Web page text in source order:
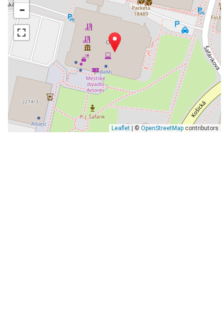
−
Leaflet| © OpenStreetMapcontributors